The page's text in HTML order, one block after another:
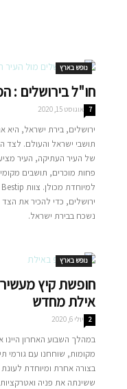
נופש בארץ
חו"ל בירושלים :
אוגוסט 15, 2020 7
ירושלים, בירת ישראל, היא
תושבי ישראל והעולם. לצד
של העיר העתיקה, העיר
פחות מוכרים, תושבים
ירושלים, כדי להכיר את
נשכח בבירת ישראל.
נופש בארץ
חופשת קיץ
אילת מחדש
יולי 6, 2020 2
במהלך השבוע האחרון
מקומות, שוחחנו עם גורמי
בצורה אחרת ומיוחדת
ששינתה את פניה